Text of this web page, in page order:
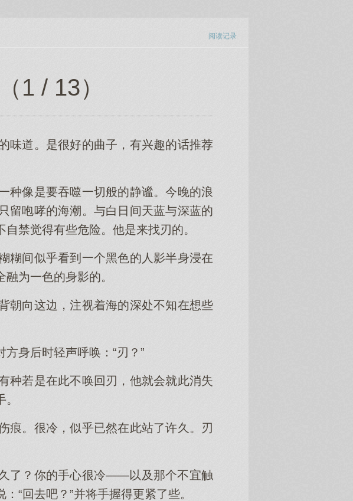
阅读记录
1 / 13）
味道。是很好的曲子，有兴趣的话推荐
种像是要吞噬一切般的静谧。今晚的浪
留咆哮的海潮。与白日间天蓝与深蓝的
禁觉得有些危险。他是来找刃的。
糊间似乎看到一个黑色的人影半身浸在
为一色的身影的。
朝向这边，注视着海的深处不知在想些
身后时轻声呼唤：“刃？”
种若是在此不唤回刃，他就会就此消失
痕。很冷，似乎已然在此站了许久。刃
了？你的手心很冷——以及那个不宜触
“回去吧？”并将手握得更紧了些。